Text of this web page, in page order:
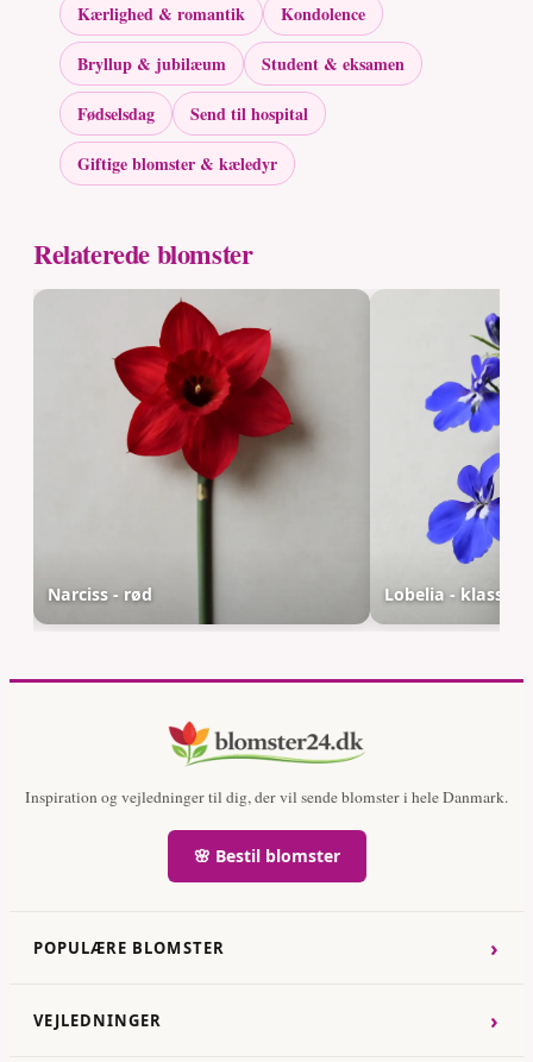
Kærlighed & romantik
Kondolence
Bryllup & jubilæum
Student & eksamen
Fødselsdag
Send til hospital
Giftige blomster & kæledyr
Relaterede blomster
Narciss - rød Lobelia - klassisk
Inspiration og vejledninger til dig, der vil sende blomster i hele Danmark.
🌸 Bestil blomster
POPULÆRE BLOMSTER ›
VEJLEDNINGER ›